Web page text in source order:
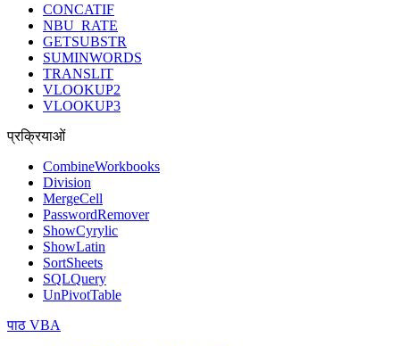
CONCATIF
NBU_RATE
GETSUBSTR
SUMINWORDS
TRANSLIT
VLOOKUP2
VLOOKUP3
प्रक्रियाओं
CombineWorkbooks
Division
MergeCell
PasswordRemover
ShowCyrylic
ShowLatin
SortSheets
SQLQuery
UnPivotTable
पाठ VBA